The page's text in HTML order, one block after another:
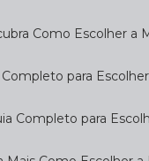
Como Escolher
Completo para
Completo para